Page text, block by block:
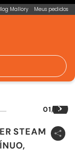
Mallory Meus pedidos
01/ 13
STEAM